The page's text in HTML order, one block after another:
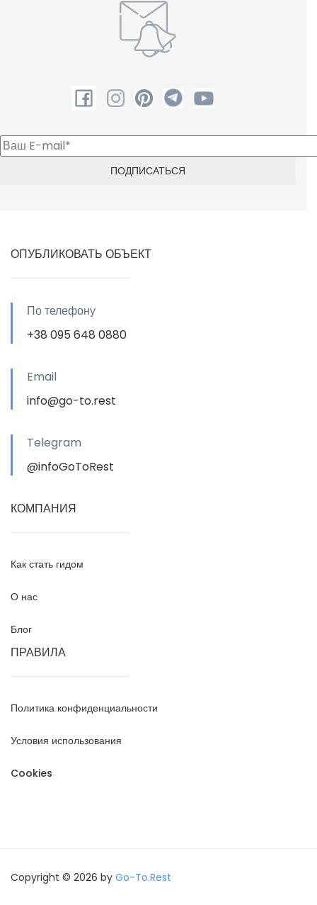
ОПУБЛИКОВАТЬ ОБЪЕКТ
По телефону
+38 095 648 0880
Email
info@go-to.rest
Telegram
@infoGoToRest
КОМПАНИЯ
Как стать гидом
О нас
Блог
ПРАВИЛА
Политика конфиденциальности
Условия использования
Cookies
Copyright © 2026 by Go-To.Rest